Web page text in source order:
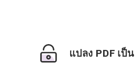
แปลง PDF เป็